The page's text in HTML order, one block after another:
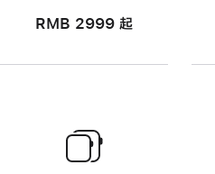
RMB 2999 起